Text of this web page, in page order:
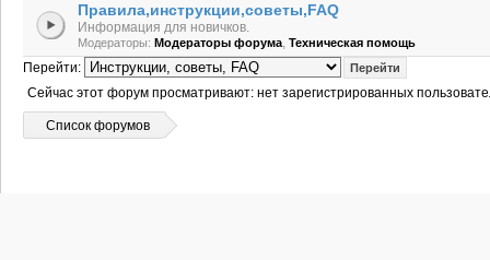
Правила,инструкции,советы,FAQ
Информация для новичков.
Модераторы: Модераторы форума, Техническая помощь
Перейти:
Сейчас этот форум просматривают: нет зарегистрированных
Список форумов